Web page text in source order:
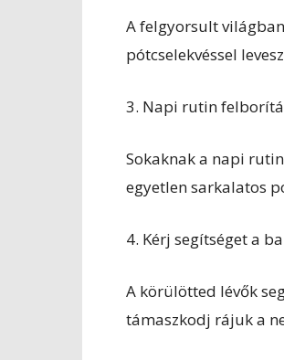
A felgyorsult
pótcselekvéssel
3. Napi rutin
Sokaknak a napi
egyetlen sarkalatos
4. Kérj segítséget a
A körülötted lévők
támaszkodj rájuk a